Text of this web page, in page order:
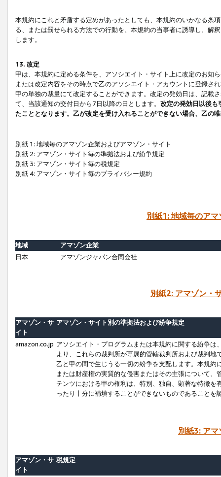
本規約にこれと矛盾する定めがあったとしても、本規約のいかなる条
る、または罰せられる方法での行動を、本規約の当事者に誘導し、解
します。
13. 改定
甲は、本規約に定める条件を、アソシエイト・サイト上に改定のお知
または改定内容をその時点で乙のアソシエイト・アカウントに登録さ
甲の単独の裁量にて改定することができます。改定の発効日は、記載
て、当該通知の交付日から7日以降の日とします。 改定の発効日以後も
たこととなります。乙が改定を受け入れることができない場合、乙の
別紙 1: 地域毎のアマゾン企業およびアマゾン・サイト
別紙 2: アマゾン・サイト毎の準拠法および紛争規定
別紙 3: アマゾン・サイト毎の税規定
別紙 4: アマゾン・サイト毎のプライバシー規約
別紙1: 地域毎のア
地域
アマゾン企業
日本
アマゾンジャパン合同会社
別紙2: アマゾン・
アマゾン・サ
イト
アマゾン・サイト別の準拠法および紛争規定
amazon.co.jp アソシエイト・プログラムまたは本規約に関する紛争
より、これらの裁判所が専属的管轄裁判所および裁判
乙と甲の間で生じうる一切の紛争を支配します。本規
または財産権の実質的な侵害またはその主張について
テンツにおける甲の権利は、特別、独自、顕著な特徴
ったり十分に補填することができないものであることを
別紙3: ア
アマゾン・サ
イト
税規定